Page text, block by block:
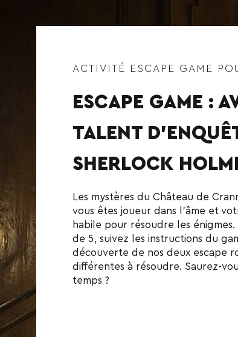
ACTIVITÉ ESCAPE GAME
ESCAPE GAME :
TALENT
SHERLOCK
Les mystères du Château de
vous êtes joueur dans l’âme et
habile pour résoudre les
de 5, suivez les instructions du
découverte de nos deux escape
différentes à résoudre. Saurez-
temps ?